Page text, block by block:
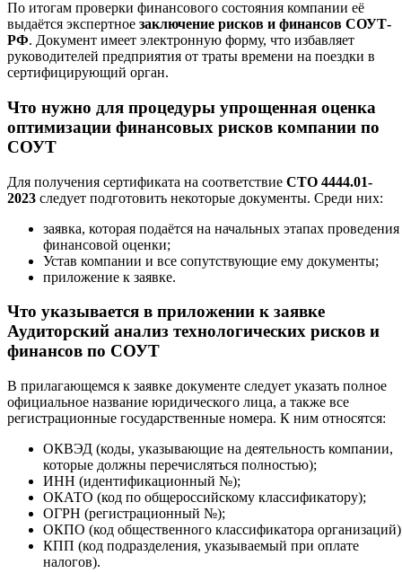
По итогам проверки финансового состояния компании её
выдаётся экспертное заключение рисков и финансов СОУТ-
РФ. Документ имеет электронную форму, что избавляет
руководителей предприятия от траты времени на поездки в
сертифицирующий орган.
Что нужно для процедуры упрощенная оценка
оптимизации финансовых рисков компании по
СОУТ
Для получения сертификата на соответствие СТО 4444.01-
2023 следует подготовить некоторые документы. Среди них:
заявка, которая подаётся на начальных этапах проведения
финансовой оценки;
Устав компании и все сопутствующие ему документы;
приложение к заявке.
Что указывается в приложении к заявке
Аудиторский анализ технологических рисков и
финансов по СОУТ
В прилагающемся к заявке документе следует указать полное
официальное название юридического лица, а также все
регистрационные государственные номера. К ним относятся:
ОКВЭД (коды, указывающие на деятельность компании,
которые должны перечисляться полностью);
ИНН (идентификационный №);
ОКАТО (код по общероссийскому классификатору);
ОГРН (регистрационный №);
ОКПО (код общественного классификатора
КПП (код подразделения, указываемый при оплате
налогов).